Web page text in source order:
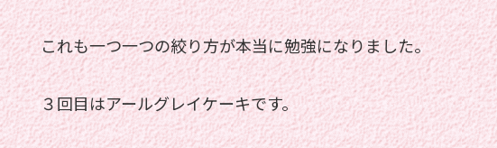
これも一つ一つの絞り方が本当に勉強になりました。
３回目はアールグレイケーキです。